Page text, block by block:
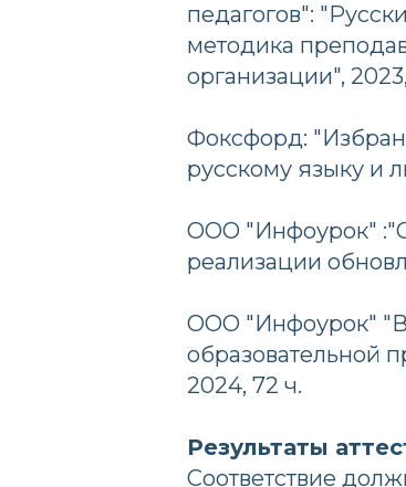
педагогов":
методика
организации",
Фоксфорд:
русскому языку и
ООО "Инфоурок"
реализации
ООО "Инфоурок"
образовательной
2024, 72 ч.
Результаты
Соответствие